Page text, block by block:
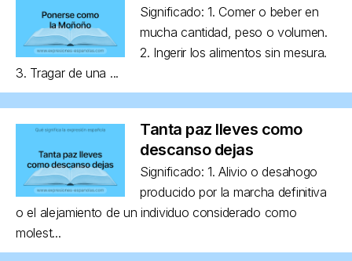
Significado: 1. Comer o beber en
mucha cantidad, peso o volumen.
2. Ingerir los alimentos sin mesura.
3. Tragar de una ...
Tanta paz lleves como
descanso dejas
Significado: 1. Alivio o desahogo
producido por la marcha definitiva
o el alejamiento de un individuo considerado como
molest...